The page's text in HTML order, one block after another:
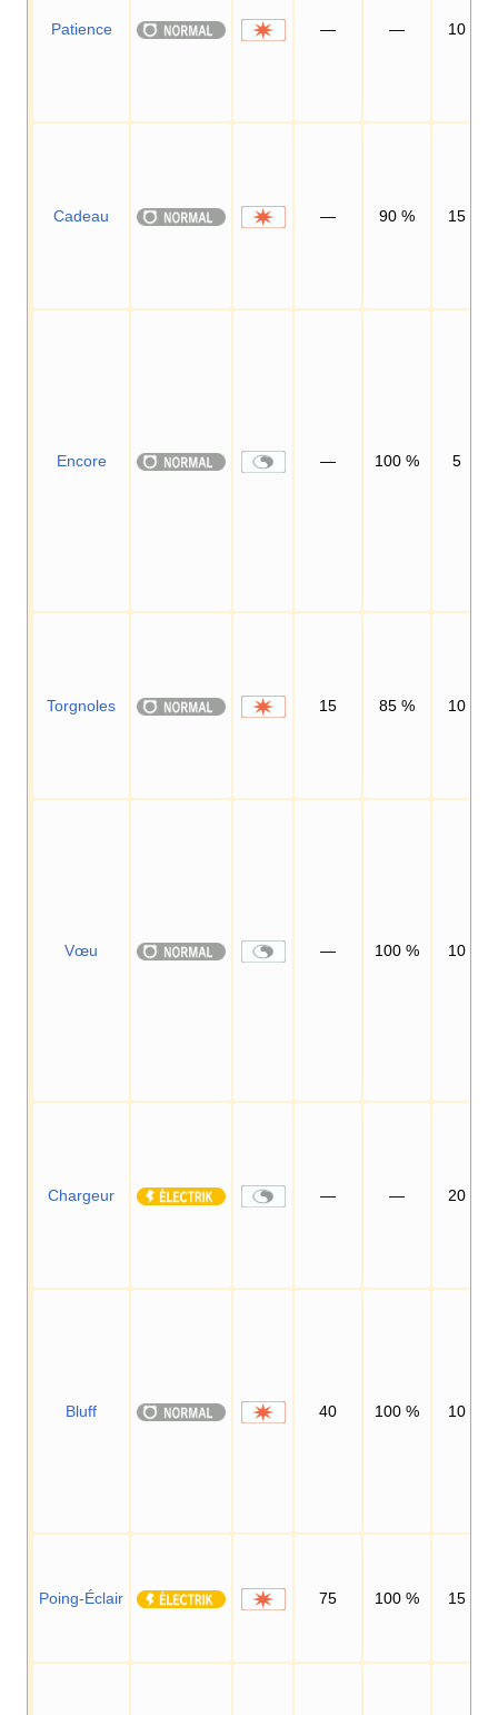
Patience — — 10
Cadeau — 90 % 15
Encore — 100 % 5
Torgnoles 15 85 % 10
Vœu — 100 % 10
Chargeur — — 20
Bluff 40 100 % 10
Poing-Éclair 75 100 % 15